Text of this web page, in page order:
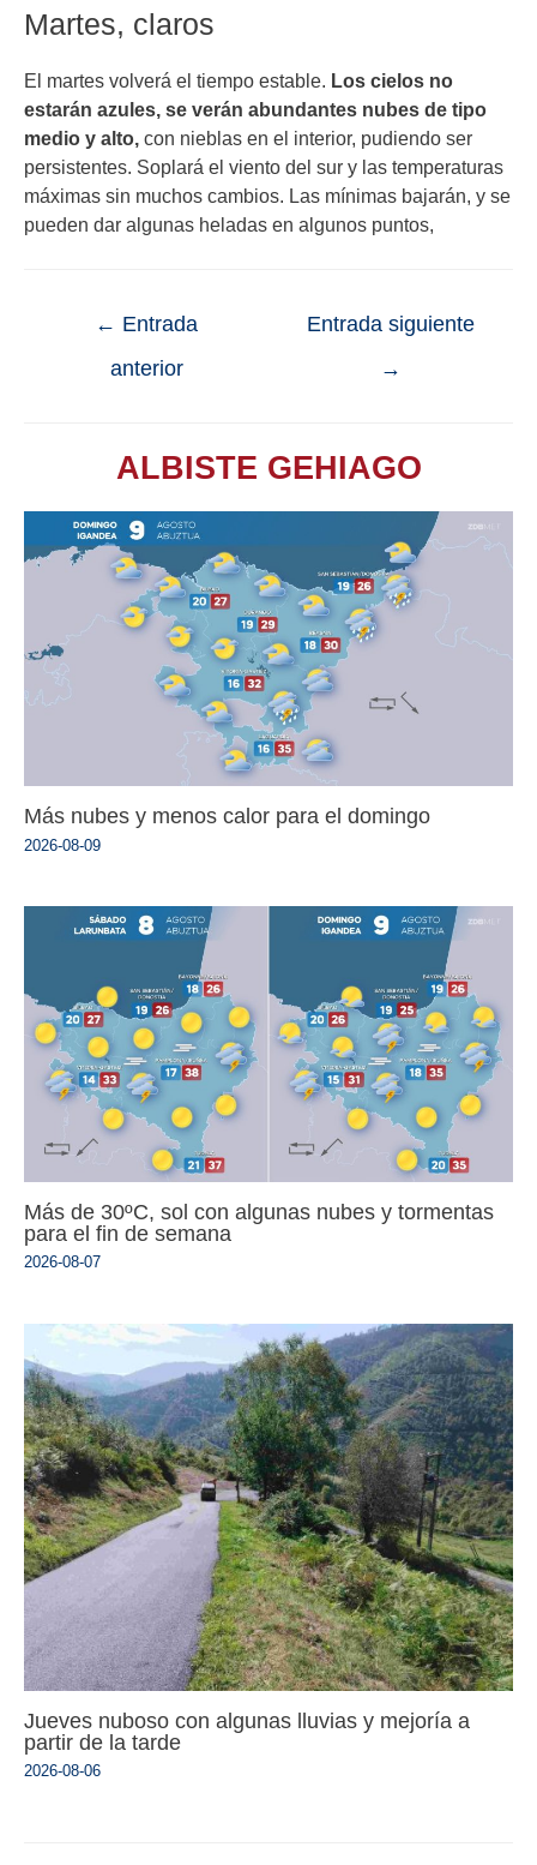
Martes, claros
El martes volverá el tiempo estable. Los cielos no
estarán azules, se verán abundantes nubes de tipo
medio y alto, con nieblas en el interior, pudiendo ser
persistentes. Soplará el viento del sur y las temperaturas
máximas sin muchos cambios. Las mínimas bajarán, y se
pueden dar algunas heladas en algunos puntos,
← Entrada
anterior
Entrada siguiente
→
ALBISTE GEHIAGO
Más nubes y menos calor para el domingo
2026-08-09
Más de 30ºC, sol con algunas nubes y tormentas
para el fin de semana
2026-08-07
Jueves nuboso con algunas lluvias y mejoría a
partir de la tarde
2026-08-06